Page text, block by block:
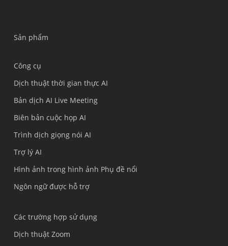
Sản phẩm
Công cụ
Dịch thuật thời gian thực AI
Bản dịch AI Live Meeting
Biên bản cuộc họp AI
Trình dịch giọng nói AI
Trợ lý AI
Hình ảnh trong hình ảnh Phụ đề nổi
Ngôn ngữ được hỗ trợ
Các trường hợp sử dụng
Dịch thuật Zoom